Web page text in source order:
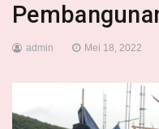
admin Mei 18, 2022